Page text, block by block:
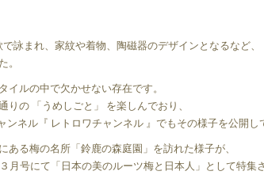
詠まれ、家紋や着物、陶磁器のデザインとなるなど、
。
イルの中で欠かせない存在です。
の 「うめしごと」 を楽しんでおり、
ンネル『 レトロワチャンネル 』でもその様子を公開し
ある梅の名所「鈴鹿の森庭園」を訪れた様子が、
月号にて「日本の美のルーツ梅と日本人」として特集